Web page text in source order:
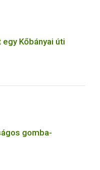
Kőbányai úti
gomba-